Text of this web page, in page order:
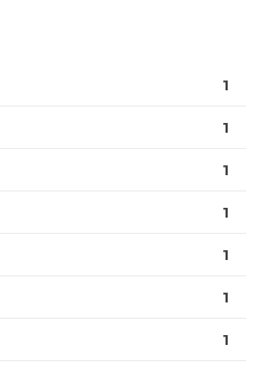
1
1
1
1
1
1
1